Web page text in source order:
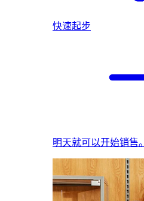
快速起步
明天就可以开始销售。